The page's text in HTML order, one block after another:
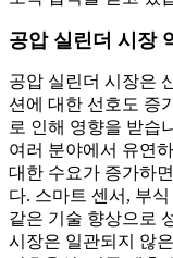
공압 실린더 시장
공압 실린더 시장은
션에 대한 선호도 증
로 인해 영향을 받습
여러 분야에서 유연
대한 수요가 증가하
다. 스마트 센서, 부
같은 기술 향상으로
시장은 일관되지 않